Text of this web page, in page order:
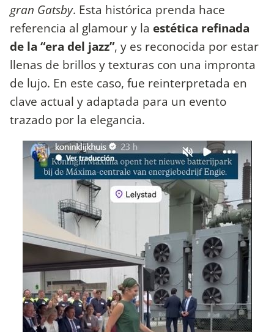
gran Gatsby. Esta histórica prenda hace
referencia al glamour y la estética refinada
de la “era del jazz”, y es reconocida por estar
llenas de brillos y texturas con una impronta
de lujo. En este caso, fue reinterpretada en
clave actual y adaptada para un evento
trazado por la elegancia.